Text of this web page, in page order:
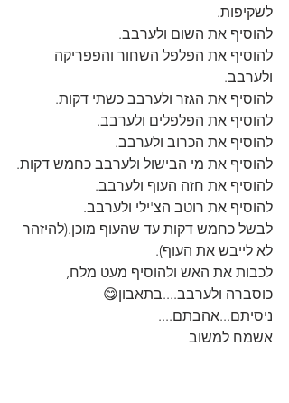
לשקיפות.
להוסיף את השום ולערבב.
להוסיף את הפלפל השחור והפפריקה
ולערבב.
להוסיף את הגזר ולערבב כשתי דקות.
להוסיף את הפלפלים ולערבב.
להוסיף את הכרוב ולערבב.
להוסיף את מי הבישול ולערבב כחמש דקות.
להוסיף את חזה העוף ולערבב.
להוסיף את רוטב הצ'ילי ולערבב.
לבשל כחמש דקות עד שהעוף מוכן.(להיזהר
לא לייבש את העוף).
לכבות את האש ולהוסיף מעט מלח,
כוסברה ולערבב....בתאבון😋
ניסיתם...אהבתם....
אשמח למשוב